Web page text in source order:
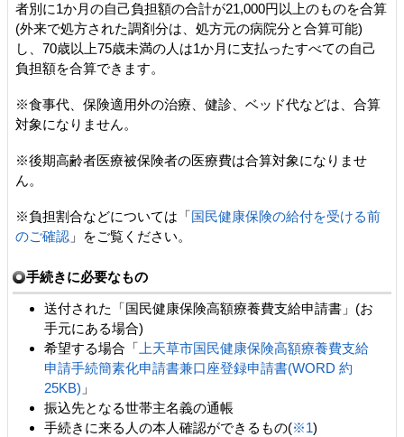
者別に1か月の自己負担額の合計が21,000円以上のものを合算
(外来で処方された調剤分は、処方元の病院分と合算可能)
し、70歳以上75歳未満の人は1か月に支払ったすべての自己
負担額を合算できます。
※食事代、保険適用外の治療、健診、ベッド代などは、合算
対象になりません。
※後期高齢者医療被保険者の医療費は合算対象になりませ
ん。
※負担割合などについては「国民健康保険の給付を受ける前
のご確認 」をご覧ください。
手続きに必要なもの
送付された「国民健康保険高額療養費支給申請書」(お
手元にある場合)
希望する場合「 上天草市国民健康保険高額療養費支給
申請手続簡素化申請書兼口座登録申請書(WORD 約
25KB) 」
振込先となる世帯主名義の通帳
手続きに来る人の本人確認ができるもの(※1)